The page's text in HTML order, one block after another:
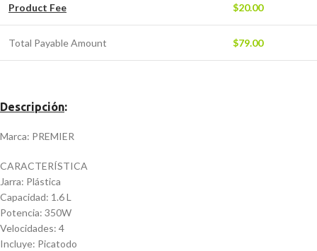
Product Fee $20.00
Total Payable Amount $79.00
Descripción:
Marca: PREMIER
CARACTERÍSTICA
Jarra: Plástica
Capacidad: 1.6 L
Potencia: 350W
Velocidades: 4
Incluye: Picatodo